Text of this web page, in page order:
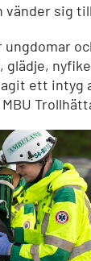
sig
ungdomar
glädje,
ett intyg